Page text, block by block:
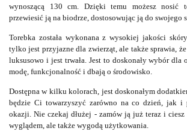
wynoszącą 130 cm. Dzięki temu możesz nosić
przewiesić ją na biodrze, dostosowując ją do swojego
Torebka została wykonana z wysokiej jakości
tylko jest przyjazne dla zwierząt, ale także sprawia,
luksusowo i jest trwała. Jest to doskonały wybór dla
modę, funkcjonalność i dbają o środowisko.
Dostępna w kilku kolorach, jest doskonałym
będzie Ci towarzyszyć zarówno na co dzień, jak i
okazji. Nie czekaj dłużej - zamów ją już teraz i
wyglądem, ale także wygodą użytkowania.